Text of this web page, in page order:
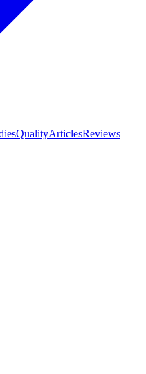
QualityArticlesReviews